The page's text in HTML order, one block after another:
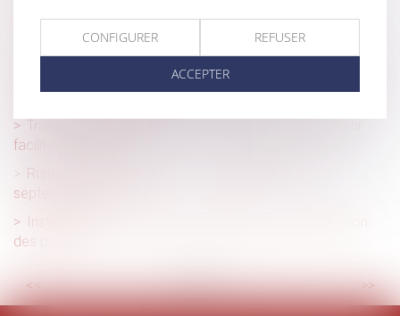
Réforme des baux commerciaux 2026 : ce qui change
Un employeur peut-il licencier une salariée qui ne lui a pas
indiqué qu'elle était enceinte ?
Transmission d’entreprise : l’État allège les règles pour
faciliter les reprises
Rupture conventionnelle : ce qui change au 1er
septembre 2026
Instruction en famille sans autorisation : condamnation
des parents
<< < ... 4 5 6 7 8 9 10 ... > >>
CONFIGURER REFUSER
ACCEPTER